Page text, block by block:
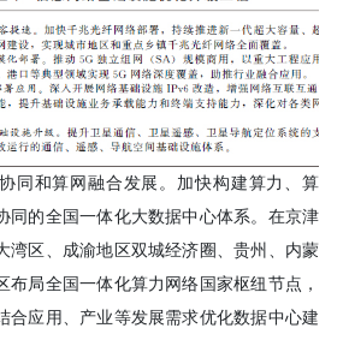
同和算网融合发展。加快构建算力、算
同的全国一体化大数据中心体系。在京津
湾区、成渝地区双城经济圈、贵州、内蒙
布局全国一体化算力网络国家枢纽节点，
合应用、产业等发展需求优化数据中心建